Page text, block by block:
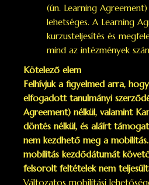
(ún. Learning
lehetséges. A Learning
kurzusteljesítés és
mind az intézmények
Kötelező elem
Felhívjuk a figyelmed arra,
elfogadott tanulmányi
Agreement) nélkül, valamint
döntés nélkül, és aláírt
nem kezdhető meg a
mobilitás kezdődátumát
felsorolt feltételek nem
Változatos mobilitási